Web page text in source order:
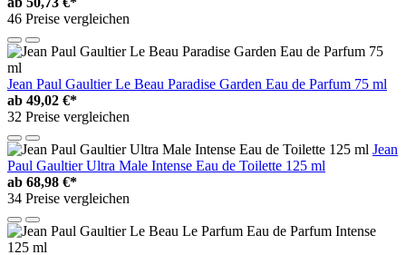
46 Preise vergleichen
Jean Paul Gaultier Le Beau Paradise Garden Eau de Parfum 75 ml
ab 49,02 €*
32 Preise vergleichen
Jean
Paul Gaultier Ultra Male Intense Eau de Toilette 125 ml
ab 68,98 €*
34 Preise vergleichen